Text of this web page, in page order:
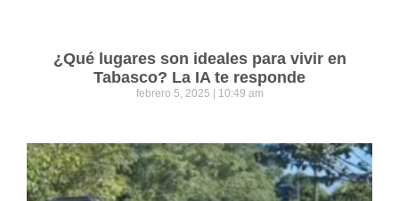
¿Qué lugares son ideales para vivir en
Tabasco? La IA te responde
febrero 5, 2025 10:49 am